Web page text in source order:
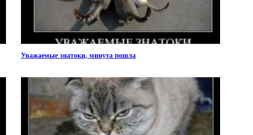
Уважаемые знатоки, минута пошла